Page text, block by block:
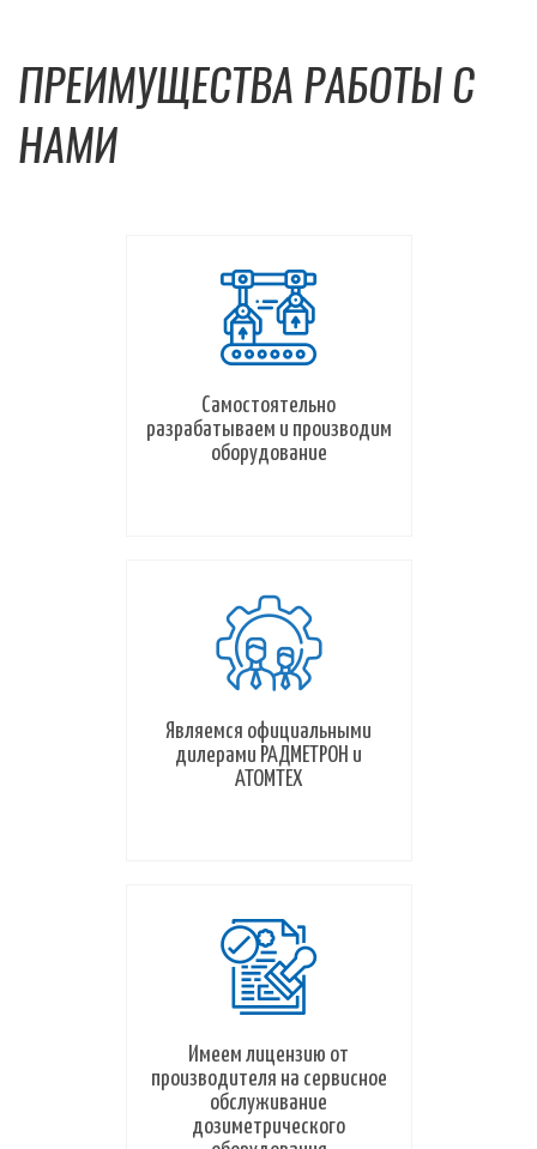
ПРЕИМУЩЕСТВА РАБОТЫ С
НАМИ
Самостоятельно
разрабатываем и производим
оборудование
Являемся официальными
дилерами РАДМЕТРОН и
АТОМТЕХ
Имеем лицензию от
производителя на сервисное
обслуживание
дозиметрического